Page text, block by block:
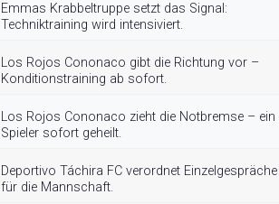
Emmas Krabbeltruppe setzt das Signal:
Techniktraining wird intensiviert.
Los Rojos Cononaco gibt die Richtung vor –
Konditionstraining ab sofort.
Los Rojos Cononaco zieht die Notbremse – ein
Spieler sofort geheilt.
Deportivo Táchira FC verordnet Einzelgespräche
für die Mannschaft.